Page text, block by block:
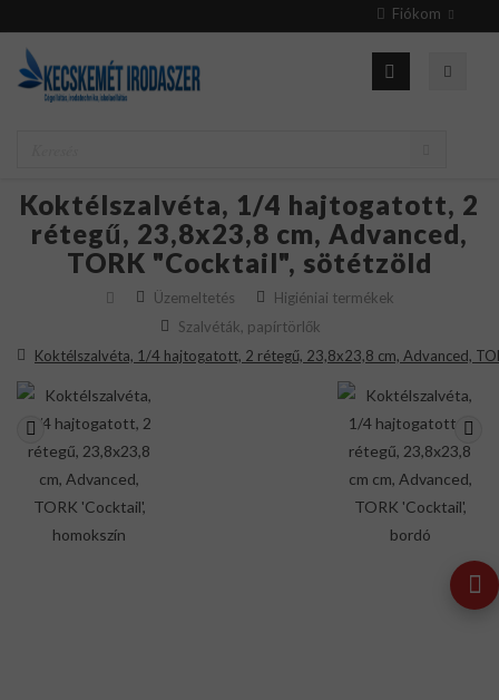
Fiókom
Koktélszalvéta, 1/4 hajtogatott, 2
rétegű, 23,8x23,8 cm, Advanced,
TORK "Cocktail", sötétzöld
Üzemeltetés
Higiéniai termékek
Szalvéták, papírtörlők
Koktélszalvéta, 1/4 hajtogatott, 2 rétegű, 23,8x23,8 cm, Advanced,